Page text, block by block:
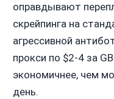
оправдывают
скрейпинга на
агрессивной
прокси по $2-4 за
экономичнее, чем
день.